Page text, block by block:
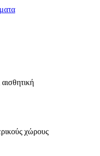
χώρους